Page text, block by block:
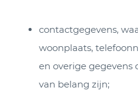
contactgegevens,
woonplaats,
en overige
van belang zijn;